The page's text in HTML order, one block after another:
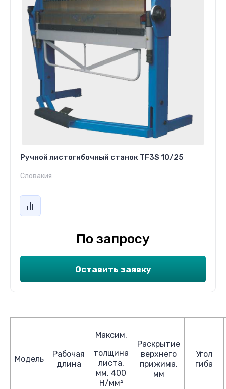
Ручной листогибочный станок TF3S 10/25
Словакия
По запросу
Оставить заявку
Модель
Рабочая
длина
Максим.
толщина
листа,
мм, 400
Н/мм²
Раскрытие
верхнего
прижима,
мм
Угол
гиба